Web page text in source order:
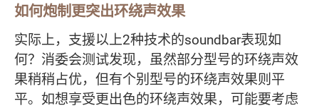
如何炮制更突出环绕声效果
实际上，支援以上2种技术的soundbar表现如
何？消委会测试发现，虽然部分型号的环绕声效
果稍稍占优，但有个别型号的环绕声效果则平
平。如想享受更出色的环绕声效果，可能要考虑